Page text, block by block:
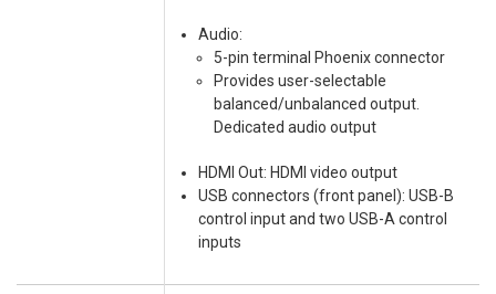
Audio:
5-pin terminal Phoenix connector
Provides user-selectable
balanced/unbalanced output.
Dedicated audio output
HDMI Out: HDMI video output
USB connectors (front panel): USB-B
control input and two USB-A control
inputs